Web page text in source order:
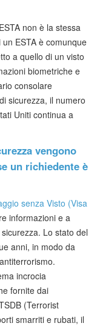
non è la stessa
ESTA è comunque
a quello di un visto
biometriche e
consolare
sicurezza, il numero
Uniti continua a
vengono
un richiedente è
senza Visto (Visa
informazioni e a
Lo stato del
anni, in modo da
incrocia
fornite dai
(Terrorist
smarriti e rubati, il